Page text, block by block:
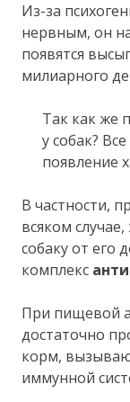
Из-за
нервным, он
появятся
милиарного
Так как же
у собак?
появление
В частности,
всяком
собаку от его
комплекс
При пищевой
достаточно
корм,
иммунной